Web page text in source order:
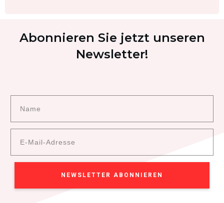
Abonnieren Sie jetzt unseren
Newsletter!
NEWSLETTER ABONNIEREN